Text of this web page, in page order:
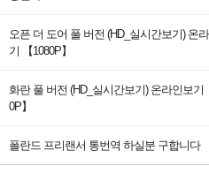
오픈 더 도어 풀 버전 (HD_실시간보기) 온
기 【1080P】
화란 풀 버전 (HD_실시간보기) 온라인보기
0P】
폴란드 프리랜서 통번역 하실분 구합니다